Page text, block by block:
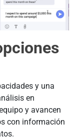
y una
en
y avancen
con información